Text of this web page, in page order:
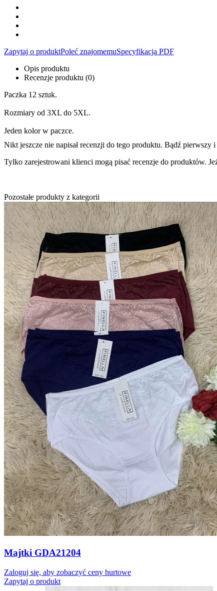
Zapytaj o produktPoleć znajomemuSpecyfikacja PDF
Opis produktu
Recenzje produktu (0)
Paczka 12 sztuk.
Rozmiary od 3XL do 5XL.
Jeden kolor w paczce.
Nikt jeszcze nie napisał recenzji do tego produktu. Bądź pierwszy i
Tylko zarejestrowani klienci mogą pisać recenzje do produktów.
Pozostałe produkty z kategorii
Majtki GDA21204
Zaloguj się, aby zobaczyć ceny hurtowe
Zapytaj o produkt